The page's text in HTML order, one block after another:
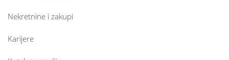
Nekretnine i zakupi
Karijere